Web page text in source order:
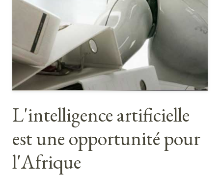
L'intelligence artificielle
est une opportunité pour
l'Afrique